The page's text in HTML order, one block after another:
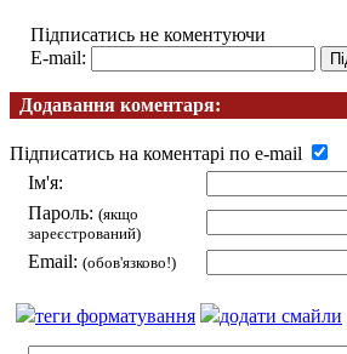
Підписатись не коментуючи
E-mail:
Додавання коментаря:
Підписатись на коментарі по e-mail
Ім'я:
Пароль: (якщо
зареєстрований)
Email: (обов'язково!)
теги форматування додати смайли